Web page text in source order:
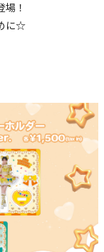
！
に☆